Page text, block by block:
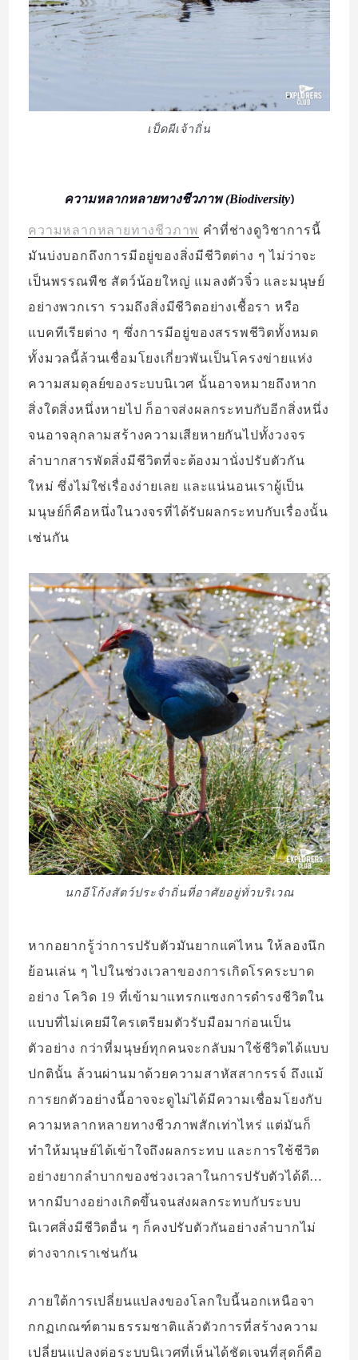
เป็ดผีเจ้าถิ่น
ความหลากหลายทางชีวภาพ (Biodiversity)
ความหลากหลายทางชีวภาพ คำที่ช่างดูวิชาการนี้
มันบ่งบอกถึงการมีอยู่ของสิ่งมีชีวิตต่าง ๆ ไม่ว่าจะ
เป็นพรรณพืช สัตว์น้อยใหญ่ แมลงตัวจิ๋ว และมนุษย์
อย่างพวกเรา รวมถึงสิ่งมีชีวิตอย่างเชื้อรา หรือ
แบคทีเรียต่าง ๆ ซึ่งการมีอยู่ของสรรพชีวิตทั้งหมด
ทั้งมวลนี้ล้วนเชื่อมโยงเกี่ยวพันเป็นโครงข่ายแห่ง
ความสมดุลย์ของระบบนิเวศ นั้นอาจหมายถึงหาก
สิ่งใดสิ่งหนึ่งหายไป ก็อาจส่งผลกระทบกับอีกสิ่งหนึ่ง
จนอาจลุกลามสร้างความเสียหายกันไปทั้งวงจร
ลำบากสารพัดสิ่งมีชีวิตที่จะต้องมานั่งปรับตัวกัน
ใหม่ ซึ่งไม่ใช่เรื่องง่ายเลย และแน่นอนเราผู้เป็น
มนุษย์ก็คือหนึ่งในวงจรที่ได้รับผลกระทบกับเรื่องนั้น
เช่นกัน
นกอีโก้งสัตว์ประจำถิ่นที่อาศัยอยู่ทั่วบริเวณ
หากอยากรู้ว่าการปรับตัวมันยากแค่ไหน ให้ลองนึก
ย้อนเล่น ๆ ไปในช่วงเวลาของการเกิดโรคระบาด
อย่าง โควิด 19 ที่เข้ามาแทรกแซงการดำรงชีวิตใน
แบบที่ไม่เคยมีใครเตรียมตัวรับมือมาก่อนเป็น
ตัวอย่าง กว่าที่มนุษย์ทุกคนจะกลับมาใช้ชีวิตได้แบบ
ปกตินั้น ล้วนผ่านมาด้วยความสาหัสสากรรจ์ ถึงแม้
การยกตัวอย่างนี้อาจจะดูไม่ได้มีความเชื่อมโยงกับ
ความหลากหลายทางชีวภาพสักเท่าไหร่ แต่มันก็
ทำให้มนุษย์ได้เข้าใจถึงผลกระทบ และการใช้ชีวิต
อย่างยากลำบากของช่วงเวลาในการปรับตัวได้ดี…
หากมีบางอย่างเกิดขึ้นจนส่งผลกระทบกับระบบ
นิเวศสิ่งมีชีวิตอื่น ๆ ก็คงปรับตัวกันอย่างลำบากไม่
ต่างจากเราเช่นกัน
ภายใต้การเปลี่ยนแปลงของโลกใบนี้นอกเหนือจา
กกฏเกณฑ์ตามธรรมชาติแล้วตัวการที่สร้างความ
เปลี่ยนแปลงต่อระบบนิเวศที่เห็นได้ชัดเจนที่สุดก็คือ